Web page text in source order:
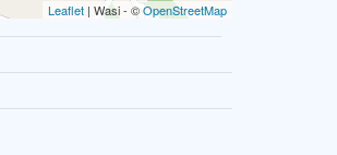
Leaflet | Wasi - ©OpenStreetMap